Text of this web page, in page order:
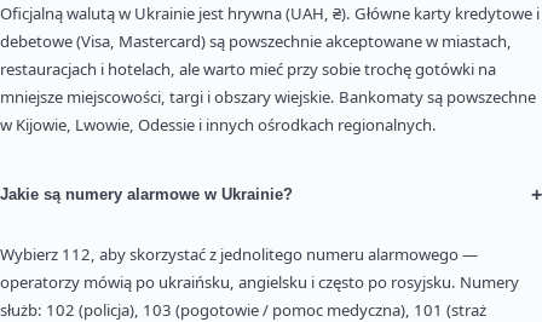
Oficjalną walutą w Ukrainie jest hrywna (UAH, ₴). Główne karty kredytowe i
debetowe (Visa, Mastercard) są powszechnie akceptowane w miastach,
restauracjach i hotelach, ale warto mieć przy sobie trochę gotówki na
mniejsze miejscowości, targi i obszary wiejskie. Bankomaty są powszechne
w Kijowie, Lwowie, Odessie i innych ośrodkach regionalnych.
Jakie są numery alarmowe w Ukrainie? +
Wybierz 112, aby skorzystać z jednolitego numeru alarmowego —
operatorzy mówią po ukraińsku, angielsku i często po rosyjsku. Numery
służb: 102 (policja), 103 (pogotowie / pomoc medyczna), 101 (straż